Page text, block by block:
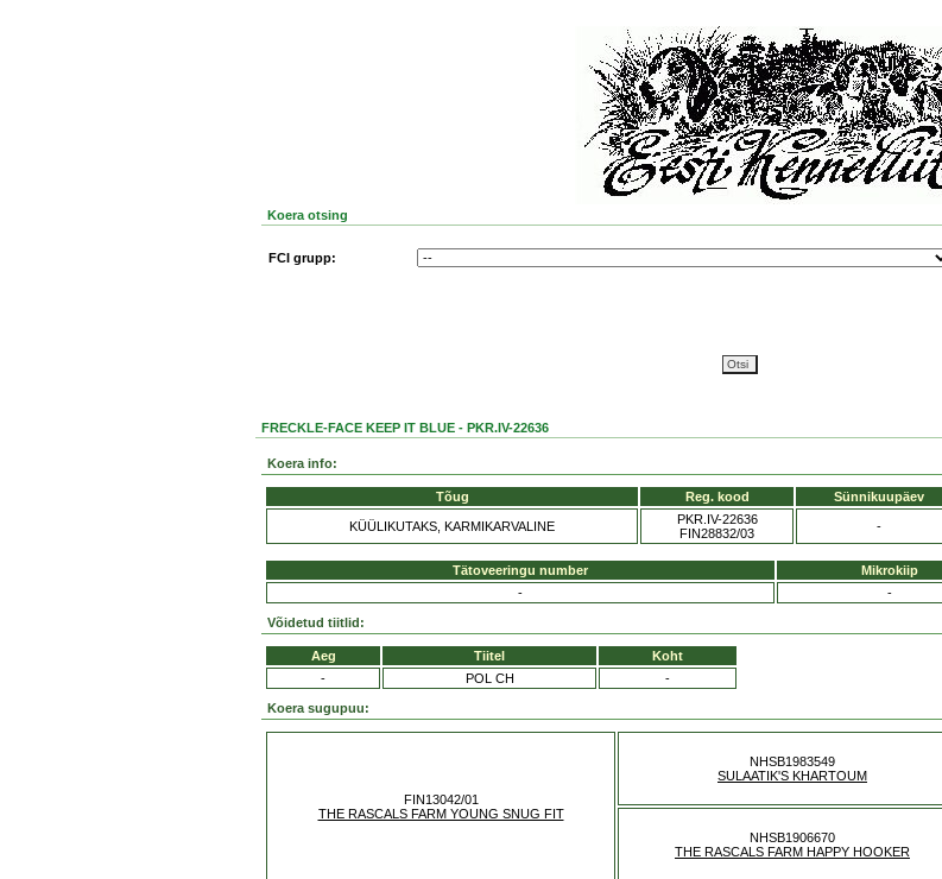
Koera otsing
FCI grupp:
FRECKLE-FACE KEEP IT BLUE - PKR.IV-22636
Koera info:
Tõug Reg. kood Sünnikuupäev
KÜÜLIKUTAKS, KARMIKARVALINE
PKR.IV-22636
FIN28832/03
-
Tätoveeringu number Mikrokiip
-
-
Võidetud tiitlid:
Aeg Tiitel
Koht
-
POL CH -
Koera sugupuu:
FIN13042/01
THE RASCALS FARM YOUNG SNUG FIT
NHSB1983549
SULAATIK'S KHARTOUM
NHSB1906670
THE RASCALS FARM HAPPY HOOKER